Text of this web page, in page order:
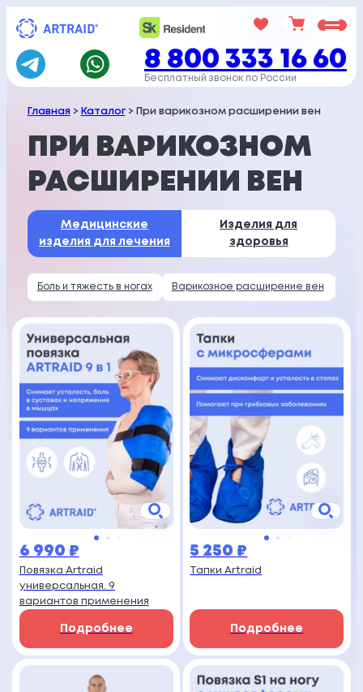
Перейти
содержимому
8 800 333 16 60
Бесплатный звонок по России
Главная> Каталог> При варикозном расширении вен
ПРИ ВАРИКОЗНОМ
РАСШИРЕНИИ ВЕН
Медицинские
изделия для лечения
Изделия для
здоровья
Боль и тяжесть в ногах Варикозное расширение вен
6 990 ₽
Повязка Artraid
универсальная. 9
вариантов применения
Подробнее
5 250 ₽
Тапки Artraid
Подробнее